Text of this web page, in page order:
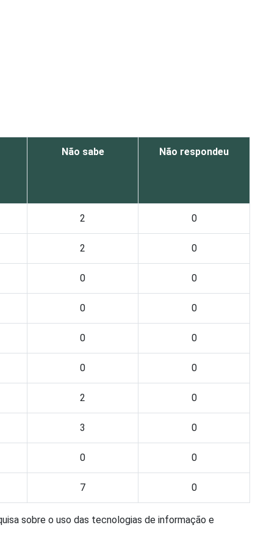
Não sabe Não respondeu
2 0
2 0
0 0
0 0
0 0
0 0
2 0
3 0
0 0
7 0
sobre o uso das tecnologias de informação e